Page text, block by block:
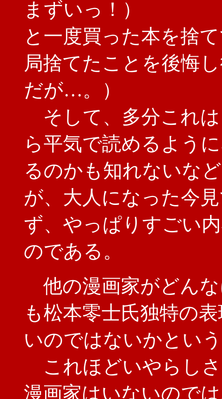
まずいっ！）
と一度買った本を捨
局捨てたことを後悔
だが…。）
そして、多分これ
ら平気で読めるよう
るのかも知れないな
が、大人になった今
ず、やっぱりすごい
のである。
他の漫画家がどん
も松本零士氏独特の
いのではないかとい
これほどいやらし
漫画家はいないので